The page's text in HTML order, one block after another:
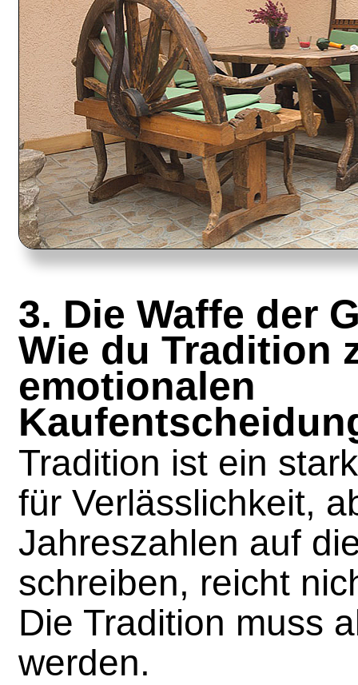
3. Die Waffe der
Wie du Tradition
emotionalen
Tradition ist ein
für Verlässlichkeit,
Jahreszahlen auf
schreiben, reicht
Die Tradition muss
werden.